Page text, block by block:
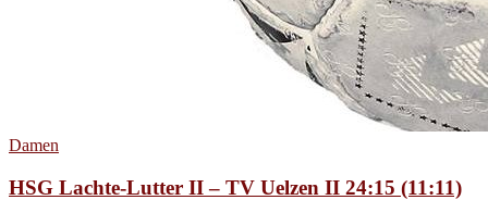
Damen
HSG Lachte-Lutter II – TV Uelzen II 24:15 (11:11)